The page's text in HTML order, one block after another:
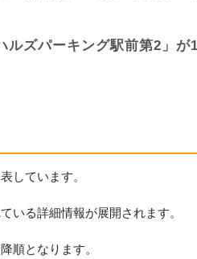
ズパーキング駅前第2」が
しています。
いる詳細情報が展開されます。
順となります。